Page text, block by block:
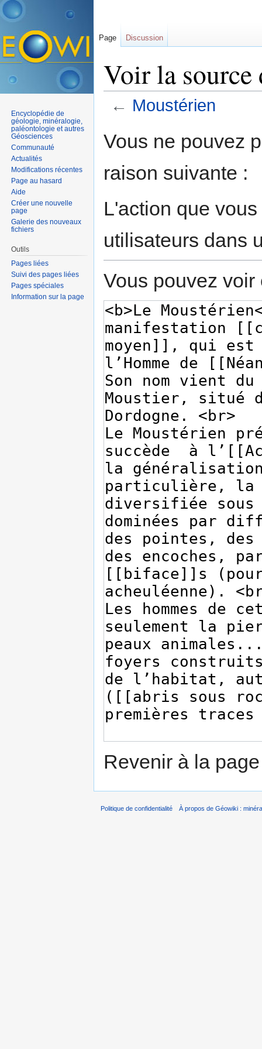
Voir la source
← Moustérien
Vous ne pouvez
raison suivante :
L'action que
utilisateurs dans
Vous pouvez
Revenir à la
Page Discussion
Encyclopédie de
géologie, minéralogie,
paléontologie et autres
Géosciences
Communauté
Actualités
Modifications récentes
Page au hasard
Aide
Créer une nouvelle
page
Galerie des nouveaux
fichiers
Outils
Pages liées
Suivi des pages liées
Pages spéciales
Information sur la page
Politique de confidentialité À propos de Géowiki :